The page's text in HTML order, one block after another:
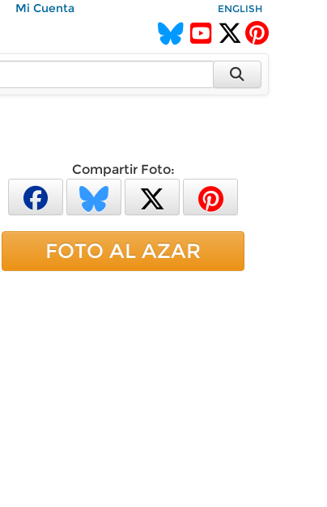
Mi Cuenta ENGLISH
Compartir Foto:
FOTO AL AZAR